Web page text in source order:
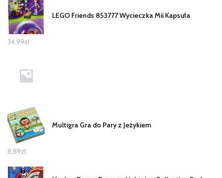
LEGO Friends 853777 Wycieczka Mii Kapsuła
34,99zł
Multigra Gra do Pary z Jeżykiem
8,89zł